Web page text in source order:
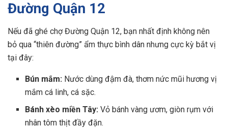
Đường Quận 12
Nếu đã ghé chợ Đường Quận 12, bạn nhất định không nên
bỏ qua “thiên đường” ẩm thực bình dân nhưng cực kỳ bắt vị
tại đây:
Bún mắm: Nước dùng đậm đà, thơm nức mũi hương vị
mắm cá linh, cá sặc.
Bánh xèo miền Tây: Vỏ bánh vàng ươm, giòn rụm với
nhân tôm thịt đầy đặn.